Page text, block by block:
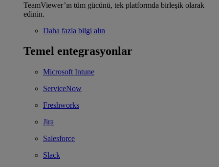
TeamViewer’ın tüm gücünü, tek platformda birleşik olarak
edinin.
Daha fazla bilgi alın
Temel entegrasyonlar
Microsoft Intune
ServiceNow
Freshworks
Jira
Salesforce
Slack